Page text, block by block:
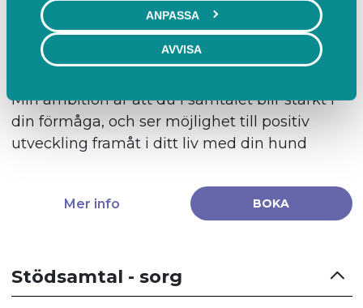
ANPASSA
AVVISA
kan stärka din relation till din hund. Du får
beskriva er situation och tillsammans
reflekterar vi kring det som är välfungerande
Min ambition är att du i samtalet blir stärkt i
din förmåga, och ser möjlighet till positiv
utveckling framåt i ditt liv med din hund
BOKA
Mer info
Stödsamtal - sorg